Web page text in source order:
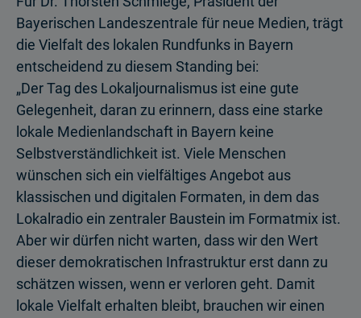
Bayerischen Landeszentrale für neue Medien, trägt
die Vielfalt des lokalen Rundfunks in Bayern
entscheidend zu diesem Standing bei:
„Der Tag des Lokaljournalismus ist eine gute
Gelegenheit, daran zu erinnern, dass eine starke
lokale Medienlandschaft in Bayern keine
Selbstverständlichkeit ist. Viele Menschen
wünschen sich ein vielfältiges Angebot aus
klassischen und digitalen Formaten, in dem das
Lokalradio ein zentraler Baustein im Formatmix ist.
Aber wir dürfen nicht warten, dass wir den Wert
dieser demokratischen Infrastruktur erst dann zu
schätzen wissen, wenn er verloren geht. Damit
lokale Vielfalt erhalten bleibt, brauchen wir einen